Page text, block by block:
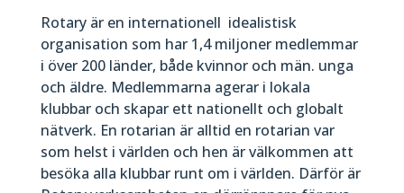
Rotary är en internationell idealistisk
organisation som har 1,4 miljoner medlemmar
i över 200 länder, både kvinnor och män. unga
och äldre. Medlemmarna agerar i lokala
klubbar och skapar ett nationellt och globalt
nätverk. En rotarian är alltid en rotarian var
som helst i världen och hen är välkommen att
besöka alla klubbar runt om i världen. Därför är